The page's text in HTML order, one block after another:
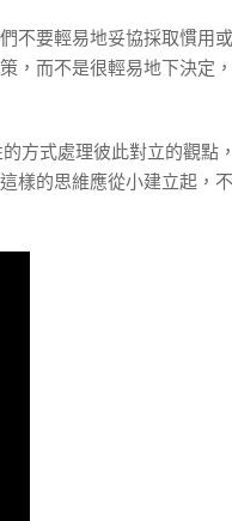
要輕易地妥協採取慣用
而不是很輕易地下決定
方式處理彼此對立的觀
的思維應從小建立起，